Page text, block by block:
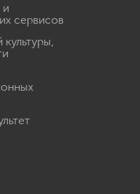
и
сервисов